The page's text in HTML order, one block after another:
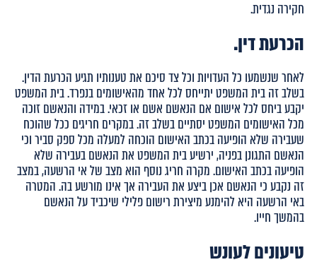
חקירה נגדית.
הכרעת דין.
לאחר שנשמעו כל העדויות וכל צד סיכם את טענותיו תגיע הכרעת הדין.
בשלב זה בית המשפט יתייחס לכל אחד מהאישומים בנפרד. בית המשפט
יקבע ביחס לכל אישום אם הנאשם אשם או זכאי. במידה והנאשם זוכה
מכל האישומים המשפט יסתיים בשלב זה. במקרים חריגים ככל שהוכח
שעבירה שלא הופיעה בכתב האישום הוכחה למעלה מכל ספק סביר וכי
הנאשם התגונן בפניה, ירשיע בית המשפט את הנאשם בעבירה שלא
הופיעה בכתב האישום. מקרה חריג נוסף הוא מצב של אי הרשעה, במצב
זה נקבע כי הנאשם אכן ביצע את העבירה אך אינו מורשע בה. המטרה
באי הרשעה היא להימנע מיצירת רישום פלילי שיכביד על הנאשם
בהמשך חייו.
טיעונים לעונש